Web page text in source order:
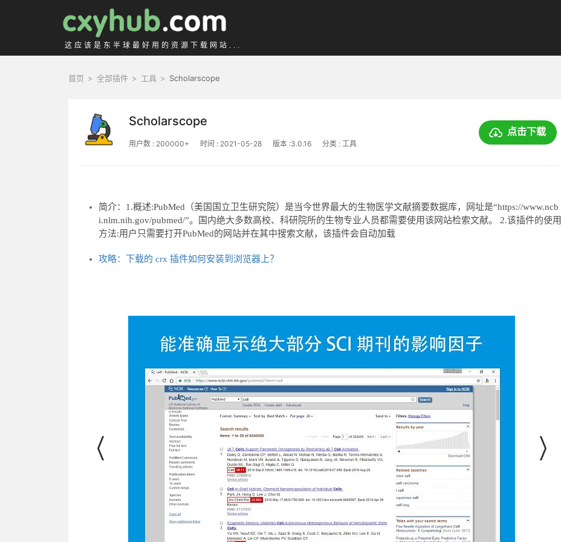
这应该是东半球最好用的资源下载网站...
首页 > 全部插件 > 工具 > Scholarscope
Scholarscope
用户数 : 200000+ 时间 : 2021-05-28 版本 :3.0.16 分类 : 工具
点击下载
简介：1.概述:PubMed（美国国立卫生研究院）是当今世界最大的生物医学文献摘要数据库，网址是“https://www.ncb
i.nlm.nih.gov/pubmed/”。国内绝大多数高校、科研院所的生物专业人员都需要使用该网站检索文献。 2.该插件的使用
方法:用户只需要打开PubMed的网站并在其中搜索文献，该插件会自动加载
攻略：下载的 crx 插件如何安装到浏览器上？